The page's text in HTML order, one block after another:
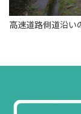
高速道路側道沿い